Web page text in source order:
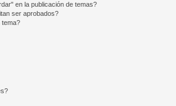
en la publicación de temas?
ser aprobados?
tema?